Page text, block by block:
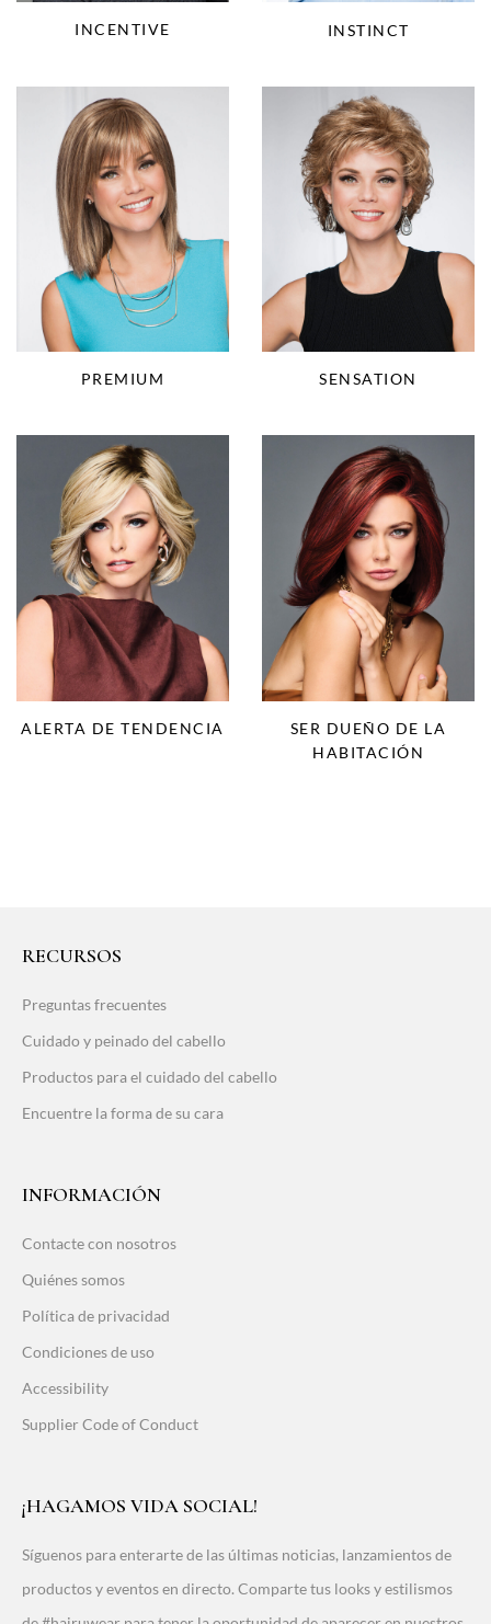
INCENTIVE INSTINCT
PREMIUM SENSATION
ALERTA DE TENDENCIA
SER DUEÑO DE LA
HABITACIÓN
RECURSOS
Preguntas frecuentes
Cuidado y peinado del cabello
Productos para el cuidado del cabello
Encuentre la forma de su cara
INFORMACIÓN
Contacte con nosotros
Quiénes somos
Política de privacidad
Condiciones de uso
Accessibility
Supplier Code of Conduct
¡HAGAMOS VIDA SOCIAL!
Síguenos para enterarte de las últimas noticias, lanzamientos de
productos y eventos en directo. Comparte tus looks y estilismos